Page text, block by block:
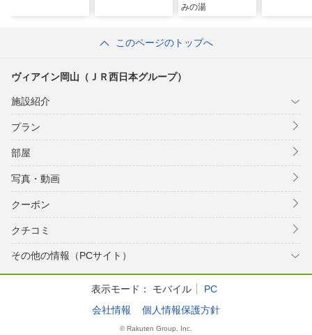
みの湯
このページのトップへ
ヴィアイン岡山（ＪＲ西日本グループ）
施設紹介
プラン
部屋
写真・動画
クーポン
クチコミ
その他の情報（PCサイト）
表示モード： モバイル
PC
会社情報
個人情報保護方針
© Rakuten Group, Inc.